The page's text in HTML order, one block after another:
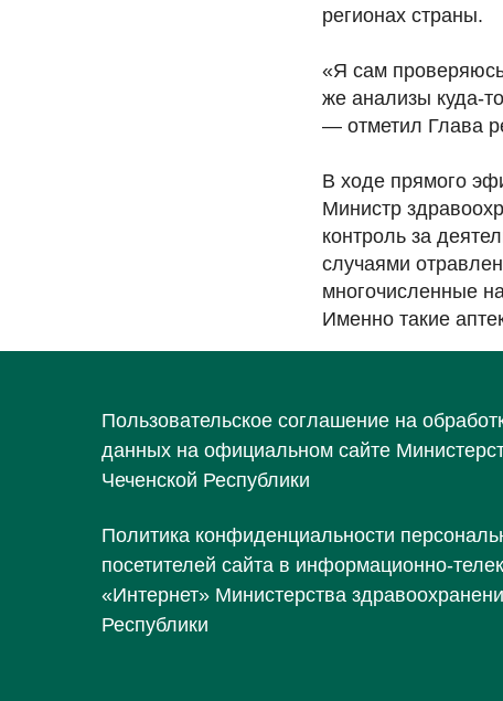
регионах страны.
«Я сам
же анализы куда-
— отметил Глава
В ходе прямого
Министр
контроль за
случаями
многочисленные
Именно такие
Пользовательское соглашение на
данных на официальном сайте
Чеченской Республики
Политика конфиденциальности
посетителей сайта в информационно-
«Интернет» Министерства
Республики